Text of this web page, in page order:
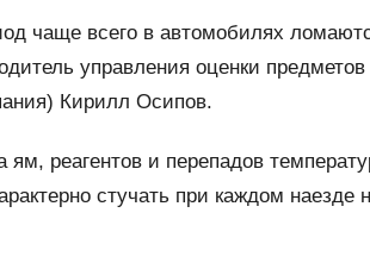
чаще всего в автомобилях
управления оценки
Кирилл Осипов.
ям, реагентов и перепадов
стучать при каждом наезде